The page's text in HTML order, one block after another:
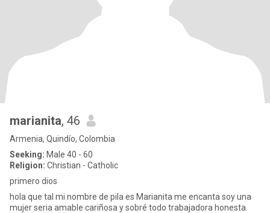
marianita, 46
Armenia, Quindío, Colombia
Seeking: Male 40 - 60
Religion: Christian - Catholic
primero dios
hola que tal mi nombre de pila es Marianita me encanta soy una
mujer seria amable cariñosa y sobré todo trabajadora honesta